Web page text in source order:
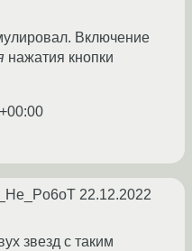
Включение
нажатия кнопки
22.12.2022
звезд с таким